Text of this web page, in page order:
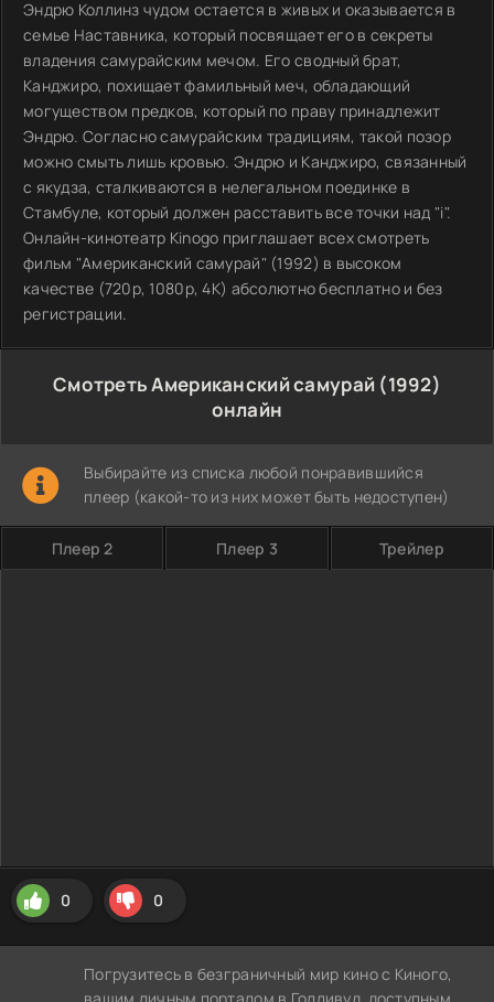
Эндрю Коллинз чудом остается в живых и оказывается в
семье Наставника, который посвящает его в секреты
владения самурайским мечом. Его сводный брат,
Канджиро, похищает фамильный меч, обладающий
могуществом предков, который по праву принадлежит
Эндрю. Согласно самурайским традициям, такой позор
можно смыть лишь кровью. Эндрю и Канджиро, связанный
с якудза, сталкиваются в нелегальном поединке в
Стамбуле, который должен расставить все точки над "i".
Онлайн-кинотеатр Kinogo приглашает всех смотреть
фильм "Американский самурай" (1992) в высоком
качестве (720p, 1080p, 4K) абсолютно бесплатно и без
регистрации.
Смотреть Американский самурай (1992)
онлайн
Выбирайте из списка любой понравившийся
плеер (какой-то из них может быть недоступен)
Плеер 2 Плеер 3 Трейлер
0 0
Погрузитесь в безграничный мир кино с Киного,